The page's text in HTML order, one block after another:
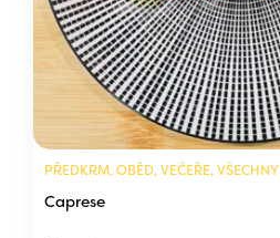
PŘEDKRM, OBĚD, VEČEŘE, VŠECHNY
Caprese